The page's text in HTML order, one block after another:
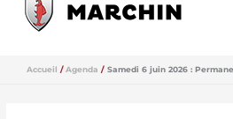
Accueil Agenda Samedi 6 juin 2026 :